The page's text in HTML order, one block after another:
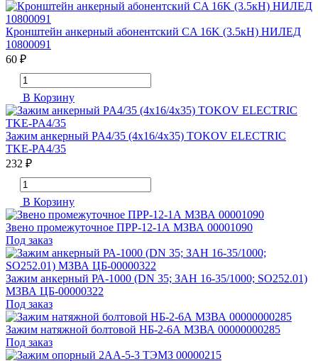
Кронштейн анкерный абонентский CA 16K (3.5кН) НИЛЕД
10800091
60 ₽
В Корзину
Зажим анкерный PA4/35 (4х16/4х35) TOKOV ELECTRIC
TKE-PA4/35
232 ₽
В Корзину
Звено промежуточное ПРР-12-1А МЗВА 00001090
Под заказ
Зажим анкерный РА-1000 (DN 35; ЗАН 16-35/1000; SO252.01)
МЗВА ЦБ-00000322
Под заказ
Зажим натяжной болтовой НБ-2-6А МЗВА 00000000285
Под заказ